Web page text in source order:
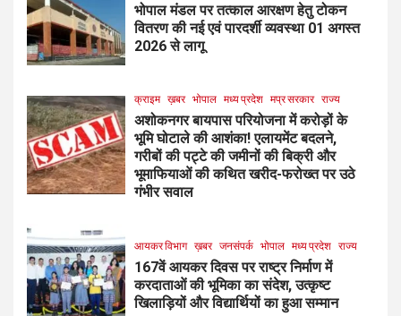
भोपाल मंडल पर तत्काल आरक्षण हेतु टोकन
वितरण की नई एवं पारदर्शी व्यवस्था 01 अगस्त
2026 से लागू
क्राइम ख़बर भोपाल मध्य प्रदेश मप्र सरकार राज्य
अशोकनगर बायपास परियोजना में करोड़ों के
भूमि घोटाले की आशंका! एलायमेंट बदलने,
गरीबों की पट्टे की जमीनों की बिक्री और
भूमाफियाओं की कथित खरीद-फरोख्त पर उठे
गंभीर सवाल
आयकर विभाग ख़बर जनसंपर्क भोपाल मध्य प्रदेश राज्य
167वें आयकर दिवस पर राष्ट्र निर्माण में
करदाताओं की भूमिका का संदेश, उत्कृष्ट
खिलाड़ियों और विद्यार्थियों का हुआ सम्मान